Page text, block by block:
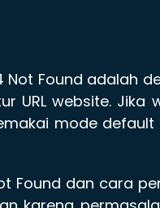
Found adalah
URL website. Jika
mode
Found dan cara